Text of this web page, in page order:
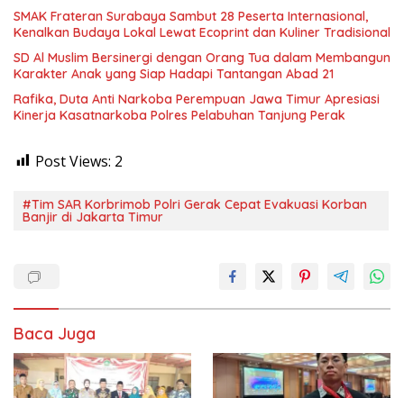
SMAK Frateran Surabaya Sambut 28 Peserta Internasional,
Kenalkan Budaya Lokal Lewat Ecoprint dan Kuliner Tradisional
SD Al Muslim Bersinergi dengan Orang Tua dalam Membangun
Karakter Anak yang Siap Hadapi Tantangan Abad 21
Rafika, Duta Anti Narkoba Perempuan Jawa Timur Apresiasi
Kinerja Kasatnarkoba Polres Pelabuhan Tanjung Perak
Post Views: 2
#Tim SAR Korbrimob Polri Gerak Cepat Evakuasi Korban
Banjir di Jakarta Timur
Baca Juga